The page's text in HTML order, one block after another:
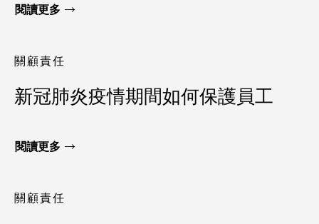
閱讀更多
關顧責任
新冠肺炎疫情期間如何保護員工
閱讀更多
關顧責任